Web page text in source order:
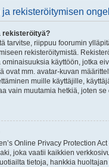
rekisteröitymisen
rekisteröityä?
tarvitse, riippuu foorumin
rekisteröitymistä.
käyttöön, jotka
ovat mm. avatar-kuvan
muille käyttäjille,
vain muutamia hetkiä, joten se
Online Privacy Protection
joka vaatii kaikkien
tietoja, hankkia